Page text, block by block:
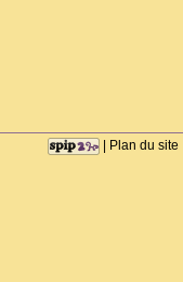
Plan du site